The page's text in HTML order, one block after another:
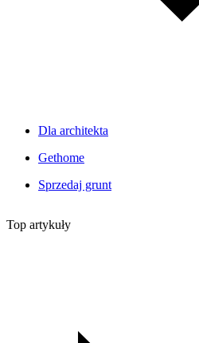
Dla architekta
Gethome
Sprzedaj grunt
Top artykuły